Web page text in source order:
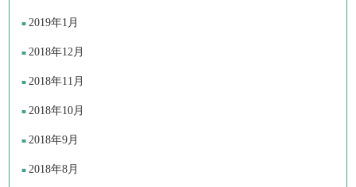
2019年1月
2018年12月
2018年11月
2018年10月
2018年9月
2018年8月